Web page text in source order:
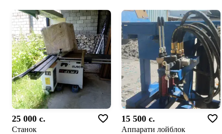
25 000 c.
Станок
15 500 c.
Аппарати лойблок